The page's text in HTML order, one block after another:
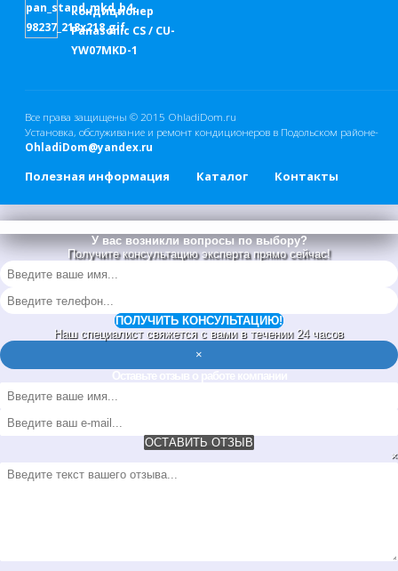
кондиционер
Panasonic CS / CU-
YW07MKD-1
Все права защищены © 2015 OhladiDom.ru
Установка, обслуживание и ремонт кондиционеров в Подольском районе-
OhladiDom@yandex.ru
Полезная информация Каталог Контакты
У вас возникли вопросы по выбору?
Получите консультацию эксперта прямо сейчас!
ПОЛУЧИТЬ КОНСУЛЬТАЦИЮ!
Наш специалист свяжется с вами в течении 24 часов
×
ОСТАВИТЬ ОТЗЫВ
×